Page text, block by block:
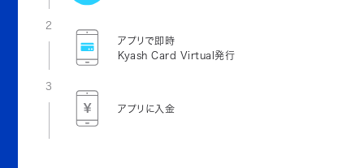
2
アプリで即時
Kyash Card Virtual発行
3
アプリに入金